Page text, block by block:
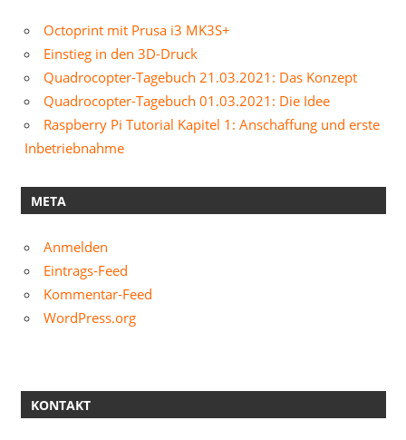
Octoprint mit Prusa i3 MK3S+
Einstieg in den 3D-Druck
Quadrocopter-Tagebuch 21.03.2021: Das Konzept
Quadrocopter-Tagebuch 01.03.2021: Die Idee
Raspberry Pi Tutorial Kapitel 1: Anschaffung und erste
Inbetriebnahme
META
Anmelden
Eintrags-Feed
Kommentar-Feed
WordPress.org
KONTAKT